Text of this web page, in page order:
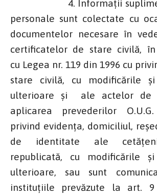
4. Informaţii
personale sunt colectate cu
documentelor necesare în
certificatelor de stare civilă,
cu Legea nr. 119 din 1996 cu
stare civilă, cu modificările
ulterioare şi ale actelor de
aplicarea prevederilor
privind evidenţa, domiciliul,
de identitate ale
republicată, cu modificările
ulterioare, sau sunt
instituţiile prevăzute la art.